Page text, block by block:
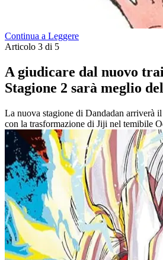
Continua a Leggere
Articolo 3 di 5
A giudicare dal nuovo
Stagione 2 sarà meglio
La nuova stagione di Dandadan arriverà
con la trasformazione di Jiji nel temibile